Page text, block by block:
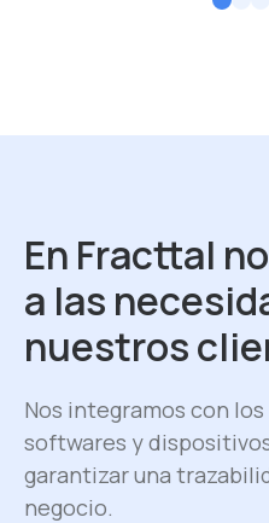
En Fracttal
a las
nuestros
Nos integramos con
softwares y
garantizar una
negocio.